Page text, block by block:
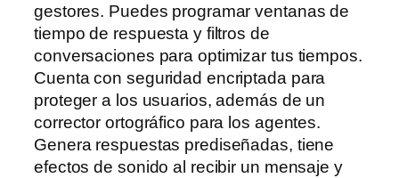
gestores. Puedes programar ventanas de
tiempo de respuesta y filtros de
conversaciones para optimizar tus tiempos.
Cuenta con seguridad encriptada para
proteger a los usuarios, además de un
corrector ortográfico para los agentes.
Genera respuestas prediseñadas, tiene
efectos de sonido al recibir un mensaje y